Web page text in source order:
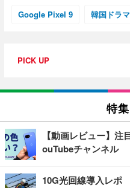
Google Pixel 9 韓国ドラマ
PICK UP
特
【動画レビュー】
ouTubeチャンネル
10G光回線導入レポ